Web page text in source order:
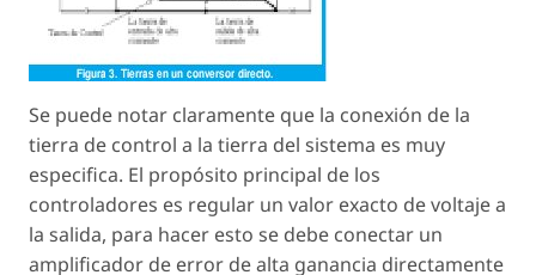
Se puede notar claramente que la conexión de la
tierra de control a la tierra del sistema es muy
especifica. El propósito principal de los
controladores es regular un valor exacto de voltaje a
la salida, para hacer esto se debe conectar un
amplificador de error de alta ganancia directamente